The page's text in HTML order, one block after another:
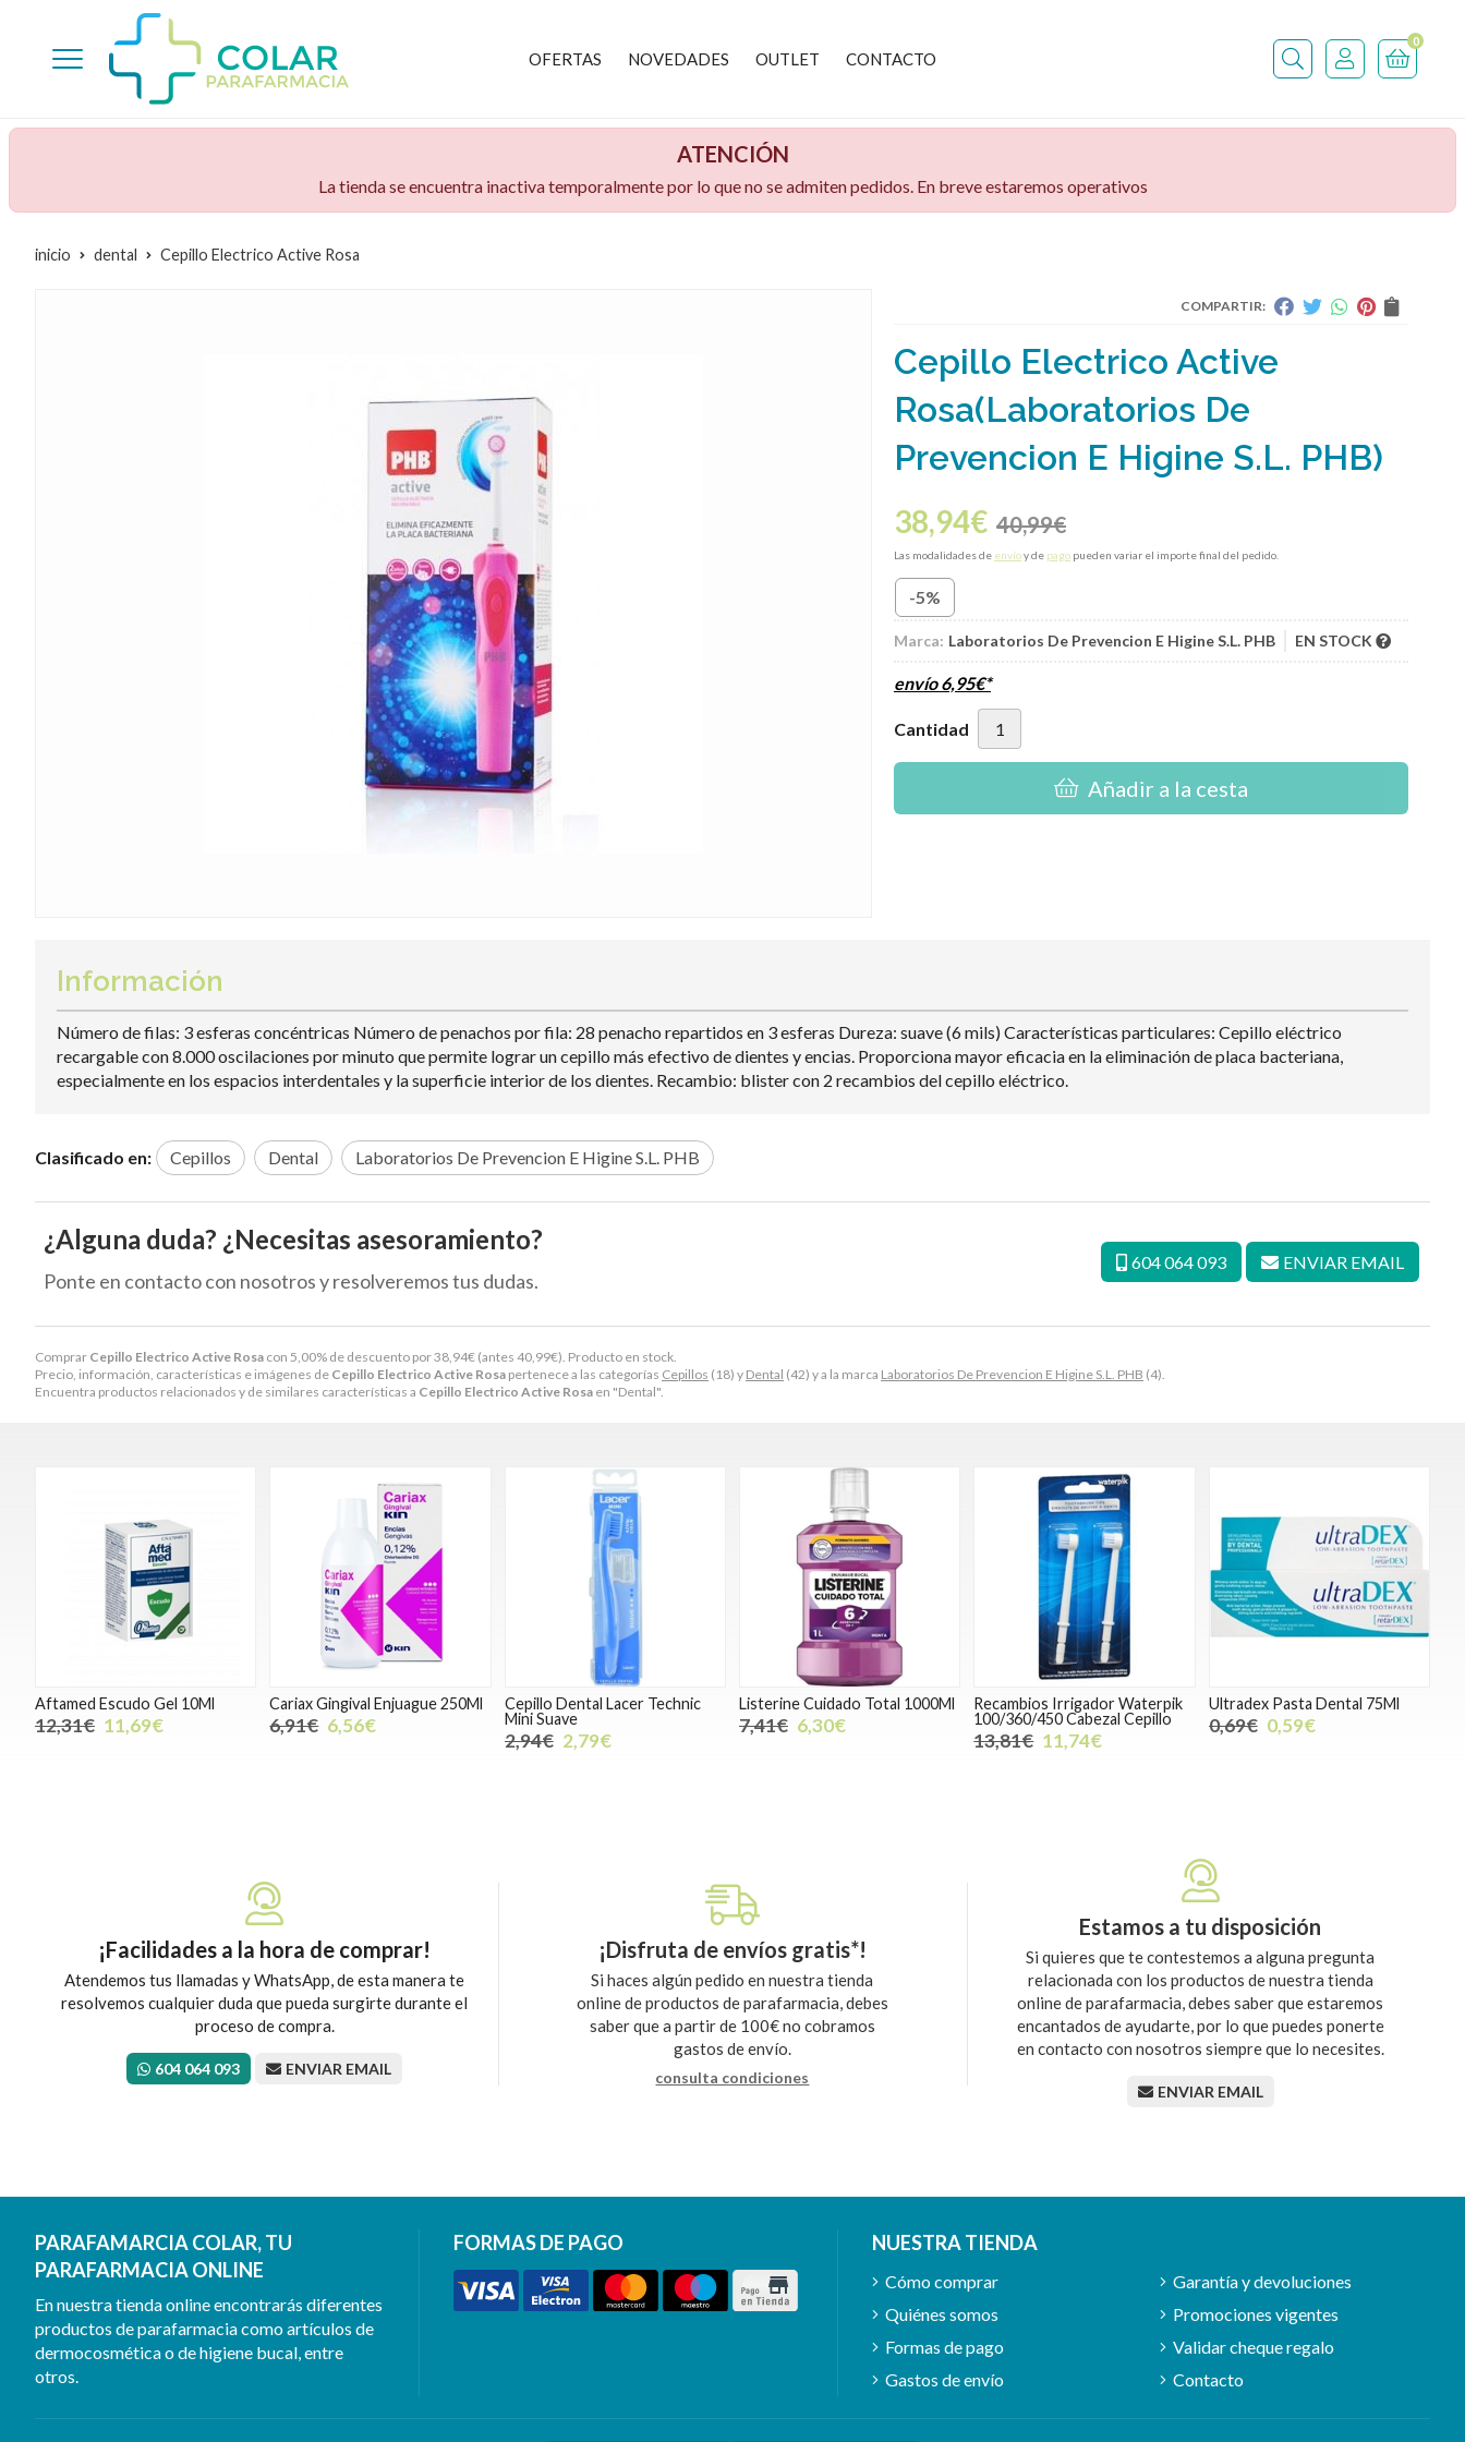
OFERTAS NOVEDADES OUTLET CONTACTO Buscar
0
ATENCIÓN
La tienda se encuentra inactiva temporalmente por lo que no se admiten pedidos. En breve estaremos operativos
inicio dental Cepillo Electrico Active Rosa
COMPARTIR:
Cepillo Electrico Active
Rosa(Laboratorios De
Prevencion E Higine S.L. PHB)
38,94€ 40,99€
Las modalidades de envíoy de pago pueden variar el importe final del pedido.
-5%
Marca: Laboratorios De Prevencion E Higine S.L. PHB EN STOCK
envío6,95€*
Cantidad
Añadir a la cesta
Comprar Cepillo Electrico Active Rosa con 5,00% de descuento por38,94€ (antes 40,99€). Producto en stock.
Precio, información, características e imágenes de Cepillo Electrico Active Rosa pertenece a las categorías Cepillos (18) y Dental (42) y a la marca Laboratorios De Prevencion E Higine S.L. PHB (4).
Encuentra productos relacionados y de similares características a Cepillo Electrico Active Rosa en "Dental".
Información
Número de filas: 3 esferas concéntricas Número de penachos por fila: 28 penacho repartidos en 3 esferas Dureza: suave (6 mils) Características particulares: Cepillo eléctrico
recargable con 8.000 oscilaciones por minuto que permite lograr un cepillo más efectivo de dientes y encias. Proporciona mayor eficacia en la eliminación de placa bacteriana,
especialmente en los espacios interdentales y la superficie interior de los dientes. Recambio: blister con 2 recambios del cepillo eléctrico.
Clasificado en: Cepillos Dental Laboratorios De Prevencion E Higine S.L. PHB
¿Alguna duda? ¿Necesitas asesoramiento?
Ponte en contacto con nosotros y resolveremos tus dudas.
604 064 093 ENVIAR EMAIL
Aftamed Escudo Gel 10Ml
12,31€ 11,69€
Cariax Gingival Enjuague 250Ml
6,91€ 6,56€
Cepillo Dental Lacer Technic
Mini Suave
2,94€ 2,79€
Listerine Cuidado Total 1000Ml
7,41€ 6,30€
Recambios Irrigador Waterpik
100/360/450 Cabezal Cepillo
13,81€ 11,74€
Ultradex Pasta Dental 75Ml
0,69€ 0,59€
¡Facilidades a la hora de comprar!
Atendemos tus llamadas y WhatsApp, de esta manera te
resolvemos cualquier duda que pueda surgirte durante el
proceso de compra.
604 064 093 ENVIAR EMAIL
¡Disfruta de envíos gratis*!
Si haces algún pedido en nuestra tienda
online de productos de parafarmacia, debes
saber que a partir de 100€ no cobramos
gastos de envío.
consulta condiciones
Estamos a tu disposición
Si quieres que te contestemos a alguna pregunta
relacionada con los productos de nuestra tienda
online de parafarmacia, debes saber que estaremos
encantados de ayudarte, por lo que puedes ponerte
en contacto con nosotros siempre que lo necesites.
ENVIAR EMAIL
PARAFAMARCIA COLAR, TU
PARAFARMACIA ONLINE
En nuestra tienda online encontrarás diferentes
productos de parafarmacia como artículos de
dermocosmética o de higiene bucal, entre
otros.
FORMAS DE PAGO NUESTRA TIENDA
Cómo comprar
Quiénes somos
Formas de pago
Gastos de envío
Garantía y devoluciones
Promociones vigentes
Validar cheque regalo
Contacto